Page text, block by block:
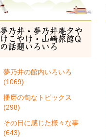
夢乃井・夢乃井庵夕や
けこやけ・山崎旅館Q
の話題いろいろ
夢乃井の館内いろいろ
(1069)
播磨の旬なトピックス
(298)
その日に感じた様々な事
(643)